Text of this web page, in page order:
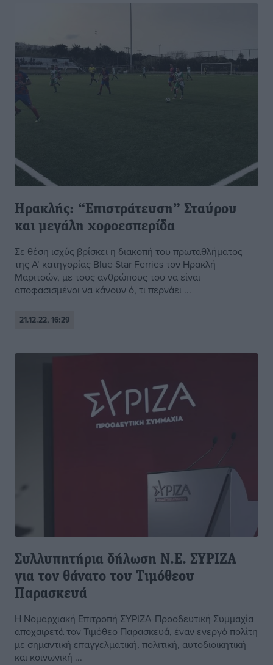
Ηρακλής: “Επιστράτευση” Σταύρου
και μεγάλη χοροεσπερίδα
Σε θέση ισχύς βρίσκει η διακοπή του πρωταθλήματος
της Α’ κατηγορίας Blue Star Ferries τον Ηρακλή
Μαριτσών, με τους ανθρώπους του να είναι
αποφασισμένοι να κάνουν ό, τι περνάει ...
21.12.22, 16:29
Συλλυπητήρια δήλωση Ν.Ε. ΣΥΡΙΖΑ
για τον θάνατο του Τιμόθεου
Παρασκευά
Η Νομαρχιακή Επιτροπή ΣΥΡΙΖΑ-Προοδευτική Συμμαχία
αποχαιρετά τον Τιμόθεο Παρασκευά, έναν ενεργό πολίτη
με σημαντική επαγγελματική, πολιτική, αυτοδιοικητική
και κοινωνική ...